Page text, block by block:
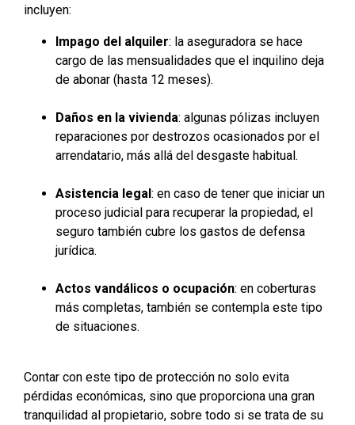
incluyen:
Impago del alquiler: la aseguradora se hace
cargo de las mensualidades que el inquilino deja
de abonar (hasta 12 meses).
Daños en la vivienda: algunas pólizas incluyen
reparaciones por destrozos ocasionados por el
arrendatario, más allá del desgaste habitual.
Asistencia legal: en caso de tener que iniciar un
proceso judicial para recuperar la propiedad, el
seguro también cubre los gastos de defensa
jurídica.
Actos vandálicos o ocupación: en coberturas
más completas, también se contempla este tipo
de situaciones.
Contar con este tipo de protección no solo evita
pérdidas económicas, sino que proporciona una gran
tranquilidad al propietario, sobre todo si se trata de su